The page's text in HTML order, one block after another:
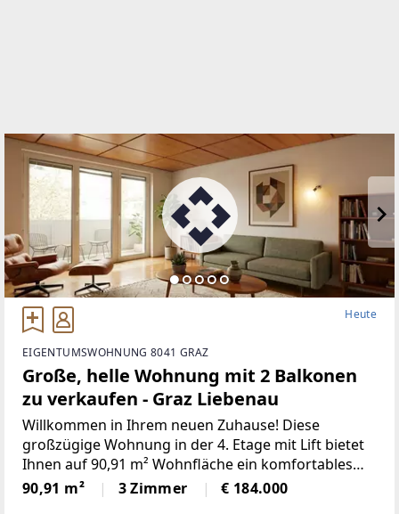
Heute
EIGENTUMSWOHNUNG 8041 GRAZ
Große, helle Wohnung mit 2 Balkonen
zu verkaufen - Graz Liebenau
Willkommen in Ihrem neuen Zuhause! Diese
großzügige Wohnung in der 4. Etage mit Lift bietet
Ihnen auf 90,91 m² Wohnfläche ein komfortables
und modernes Wohngefühl. Mit drei gut
geschnittenen Zimmern ist diese Immobilie ideal für
90,91 m² 3 Zimmer € 184.000